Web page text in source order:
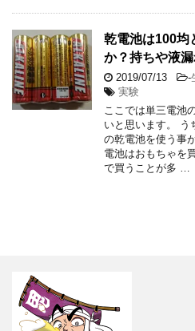
乾電池は100均
か？持ちや液
2019/07/13 -
実験
ここでは単三電池
いと思います。 う
の乾電池を使う事
電池はおもちゃを
で買うことが多 …